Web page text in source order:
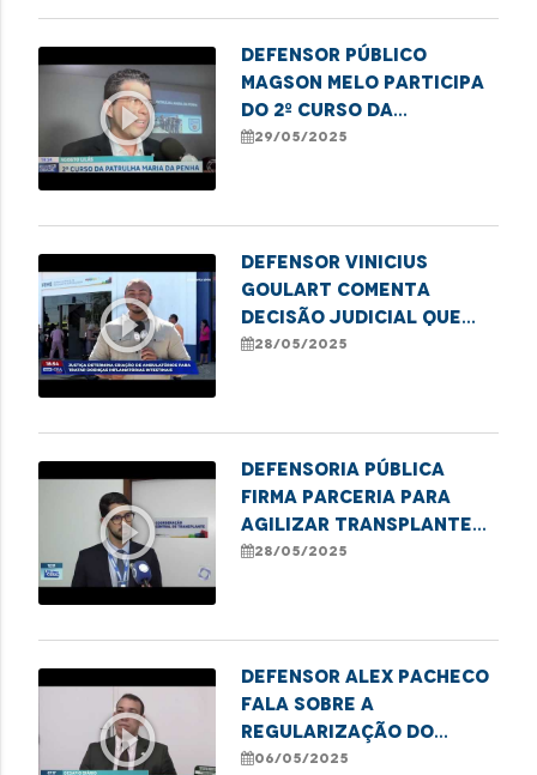
play_circle_outline
Defensor público
Magson Melo participa
do 2º curso da
Patrulha Maria da
29/05/2025
play_circle_outline
Defensor Vinicius
Goulart comenta
decisão judicial que
determina atendimento
intestinais
28/05/2025
play_circle_outline
Defensoria Pública
firma parceria para
agilizar transplantes
no Maranhão
28/05/2025
play_circle_outline
Defensor Alex Pacheco
fala sobre a
regularização do
transporte de alunos
06/05/2025